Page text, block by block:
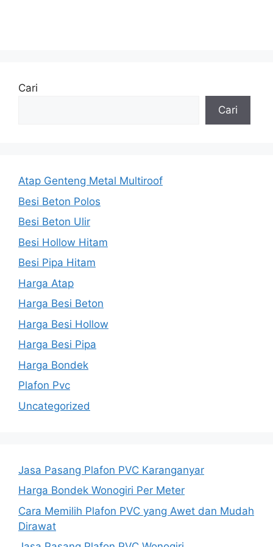
Cari
Cari
Atap Genteng Metal Multiroof
Besi Beton Polos
Besi Beton Ulir
Besi Hollow Hitam
Besi Pipa Hitam
Harga Atap
Harga Besi Beton
Harga Besi Hollow
Harga Besi Pipa
Harga Bondek
Plafon Pvc
Uncategorized
Jasa Pasang Plafon PVC Karanganyar
Harga Bondek Wonogiri Per Meter
Cara Memilih Plafon PVC yang Awet dan Mudah
Dirawat